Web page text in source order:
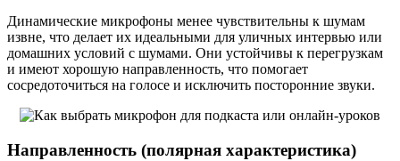
Динамические микрофоны менее чувствительны к шумам
извне, что делает их идеальными для уличных интервью или
домашних условий с шумами. Они устойчивы к перегрузкам
и имеют хорошую направленность, что помогает
сосредоточиться на голосе и исключить посторонние звуки.
Направленность (полярная характеристика)